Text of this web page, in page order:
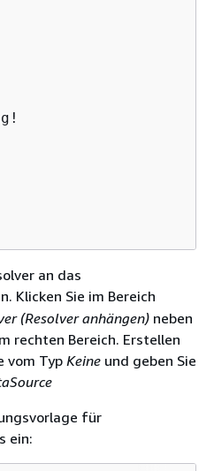
an das
Klicken Sie im Bereich
(Resolver anhängen) neben
rechten Bereich. Erstellen
vom Typ Keine und geben Sie
für
ein: